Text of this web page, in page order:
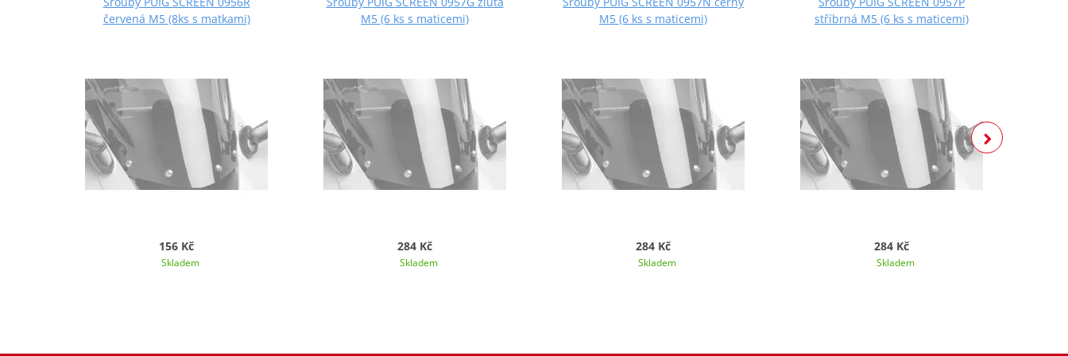
červená M5 (8ks s matkami)
156 Kč
Skladem
M5 (6 ks s maticemi)
284 Kč
Skladem
M5 (6 ks s maticemi)
284 Kč
Skladem
stříbrná M5 (6 ks s maticemi)
284 Kč
Skladem